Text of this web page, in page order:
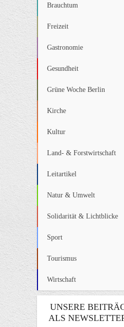
Brauchtum
Freizeit
Gastronomie
Gesundheit
Grüne Woche Berlin
Kirche
Kultur
Land- & Forstwirtschaft
Leitartikel
Natur & Umwelt
Solidarität & Lichtblicke
Sport
Tourismus
Wirtschaft
UNSERE
ALS